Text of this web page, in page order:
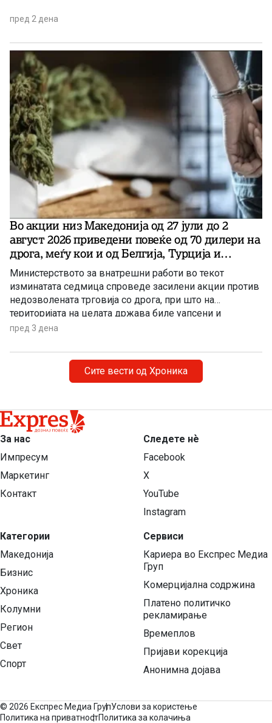
пред 2 дена
Во акции низ Македонија од 27 јули до 2
август 2026 приведени повеќе од 70 дилери на
дрога, меѓу кои и од Белгија, Турција и
Германија!
Министерството за внатрешни работи во текот
изминатата седмица спроведе засилени акции против
недозволената трговија со дрога, при што на
територијата на целата држава биле уапсени и
приведени повеќе од 70 лица. Акциските контроли
поради сомнение за сторени кривични дела и
прекршоци, поврзани со недозволена трговија и
поседување дрога.
пред 3 дена
Сите вести од Хроника
За нас
Импресум
Маркетинг
Контакт
Категории
Македонија
Бизнис
Хроника
Колумни
Регион
Свет
Спорт
Следете нѐ
Facebook
X
YouTube
Instagram
Сервиси
Кариера во Експрес Медиа
Груп
Комерцијална содржина
Платено политичко
рекламирање
Времеплов
Пријави корекција
Анонимна дојава
© 2026 Експрес Медиа ГрупУслови за користење
Политика на приватностПолитика за колачиња